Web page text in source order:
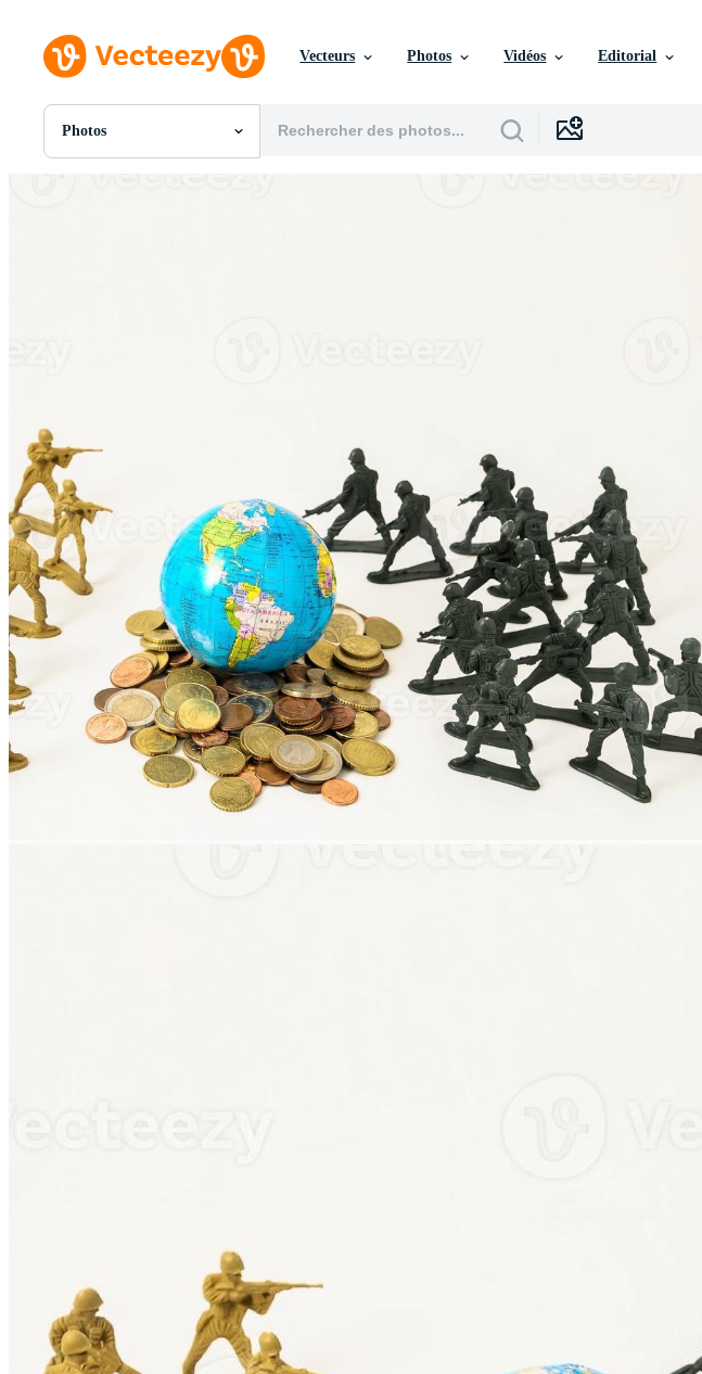
Vecteurs Photos Vidéos Editorial
Photos
Toutes Images